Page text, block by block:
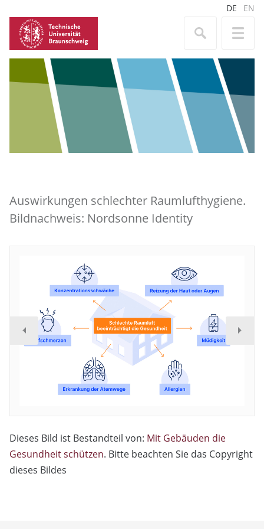
DE EN
Auswirkungen schlechter Raumlufthygiene.
Bildnachweis: Nordsonne Identity
Dieses Bild ist Bestandteil von: Mit Gebäuden die
Gesundheit schützen. Bitte beachten Sie das Copyright
dieses Bildes